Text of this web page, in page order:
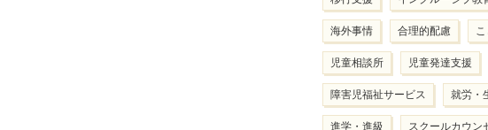
海外事情 合理的配慮
児童相談所 児童発達支援
障害児福祉サービス 就労・
進学・進級 スクールカウン